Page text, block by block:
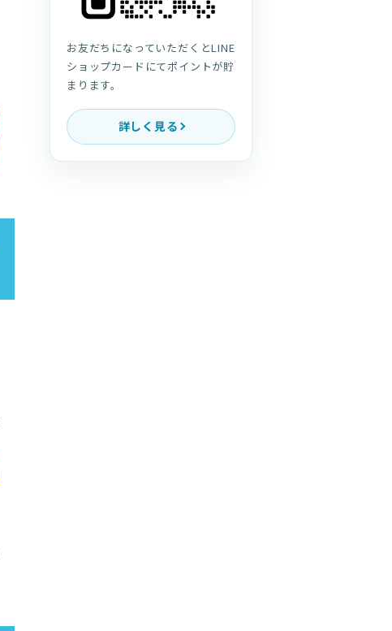
お友だちになっていただくとLINE
ショップカードにてポイントが貯
まります。
詳しく見る